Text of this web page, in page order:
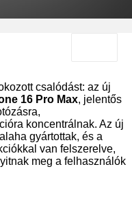
csalódást: az új
16 Pro Max, jelentős
koncentrálnak. Az új
gyártottak, és a
van felszerelve,
meg a felhasználók